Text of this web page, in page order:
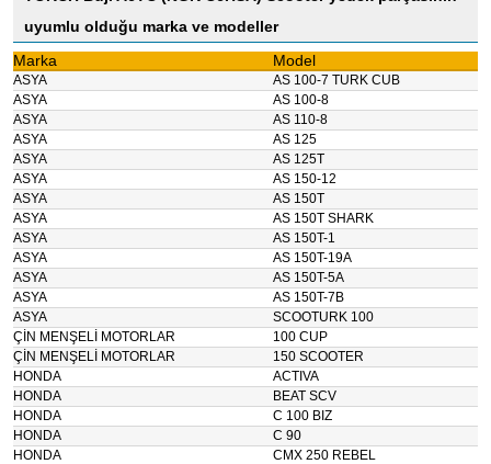
uyumlu olduğu marka ve modeller
Marka
Model
ASYA
AS 100-7 TURK CUB
ASYA
AS 100-8
ASYA
AS 110-8
ASYA
AS 125
ASYA
AS 125T
ASYA
AS 150-12
ASYA
AS 150T
ASYA
AS 150T SHARK
ASYA
AS 150T-1
ASYA
AS 150T-19A
ASYA
AS 150T-5A
ASYA
AS 150T-7B
ASYA
SCOOTURK 100
ÇİN MENŞELİ MOTORLAR
100 CUP
ÇİN MENŞELİ MOTORLAR
150 SCOOTER
HONDA
ACTIVA
HONDA
BEAT SCV
HONDA
C 100 BIZ
HONDA
C 90
HONDA
CMX 250 REBEL